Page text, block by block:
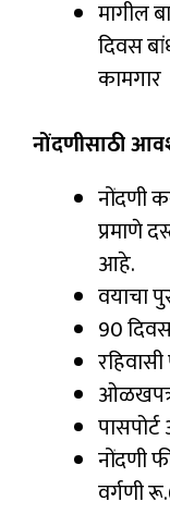
मागील
दिवस
कामगार
नोंदणीसाठी
नोंदणी
प्रमाणे
आहे.
वयाचा
90
रहिवासी
नोंदणी
वर्गणी